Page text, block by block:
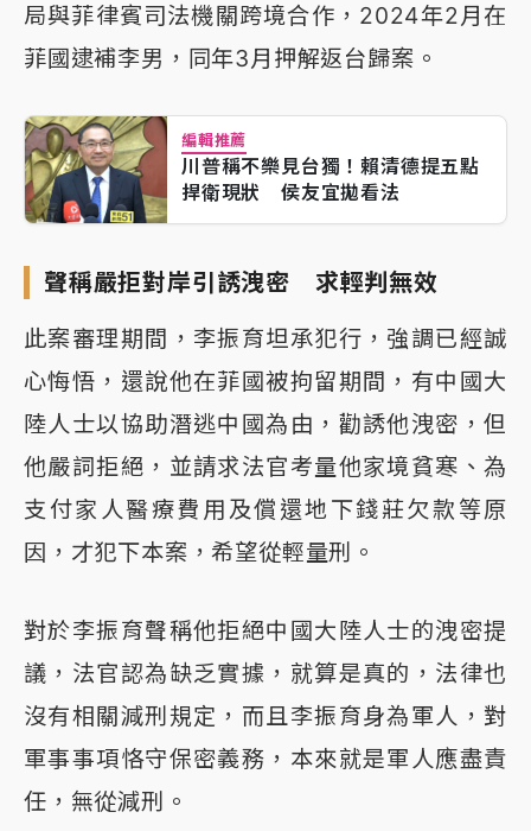
局與菲律賓司法機關跨境合作，2024年2月在
菲國逮補李男，同年3月押解返台歸案。
編輯推薦
川普稱不樂見台獨！賴清德提五點
捍衛現狀 侯友宜拋看法
聲稱嚴拒對岸引誘洩密 求輕判無效
此案審理期間，李振育坦承犯行，強調已經誠
心悔悟，還說他在菲國被拘留期間，有中國大
陸人士以協助潛逃中國為由，勸誘他洩密，但
他嚴詞拒絕，並請求法官考量他家境貧寒、為
支付家人醫療費用及償還地下錢莊欠款等原
因，才犯下本案，希望從輕量刑。
對於李振育聲稱他拒絕中國大陸人士的洩密提
議，法官認為缺乏實據，就算是真的，法律也
沒有相關減刑規定，而且李振育身為軍人，對
軍事事項恪守保密義務，本來就是軍人應盡責
任，無從減刑。